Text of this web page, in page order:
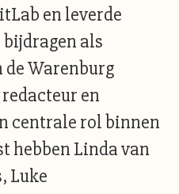
en leverde
als
de Warenburg
en
centrale rol binnen
hebben Linda van
Luke